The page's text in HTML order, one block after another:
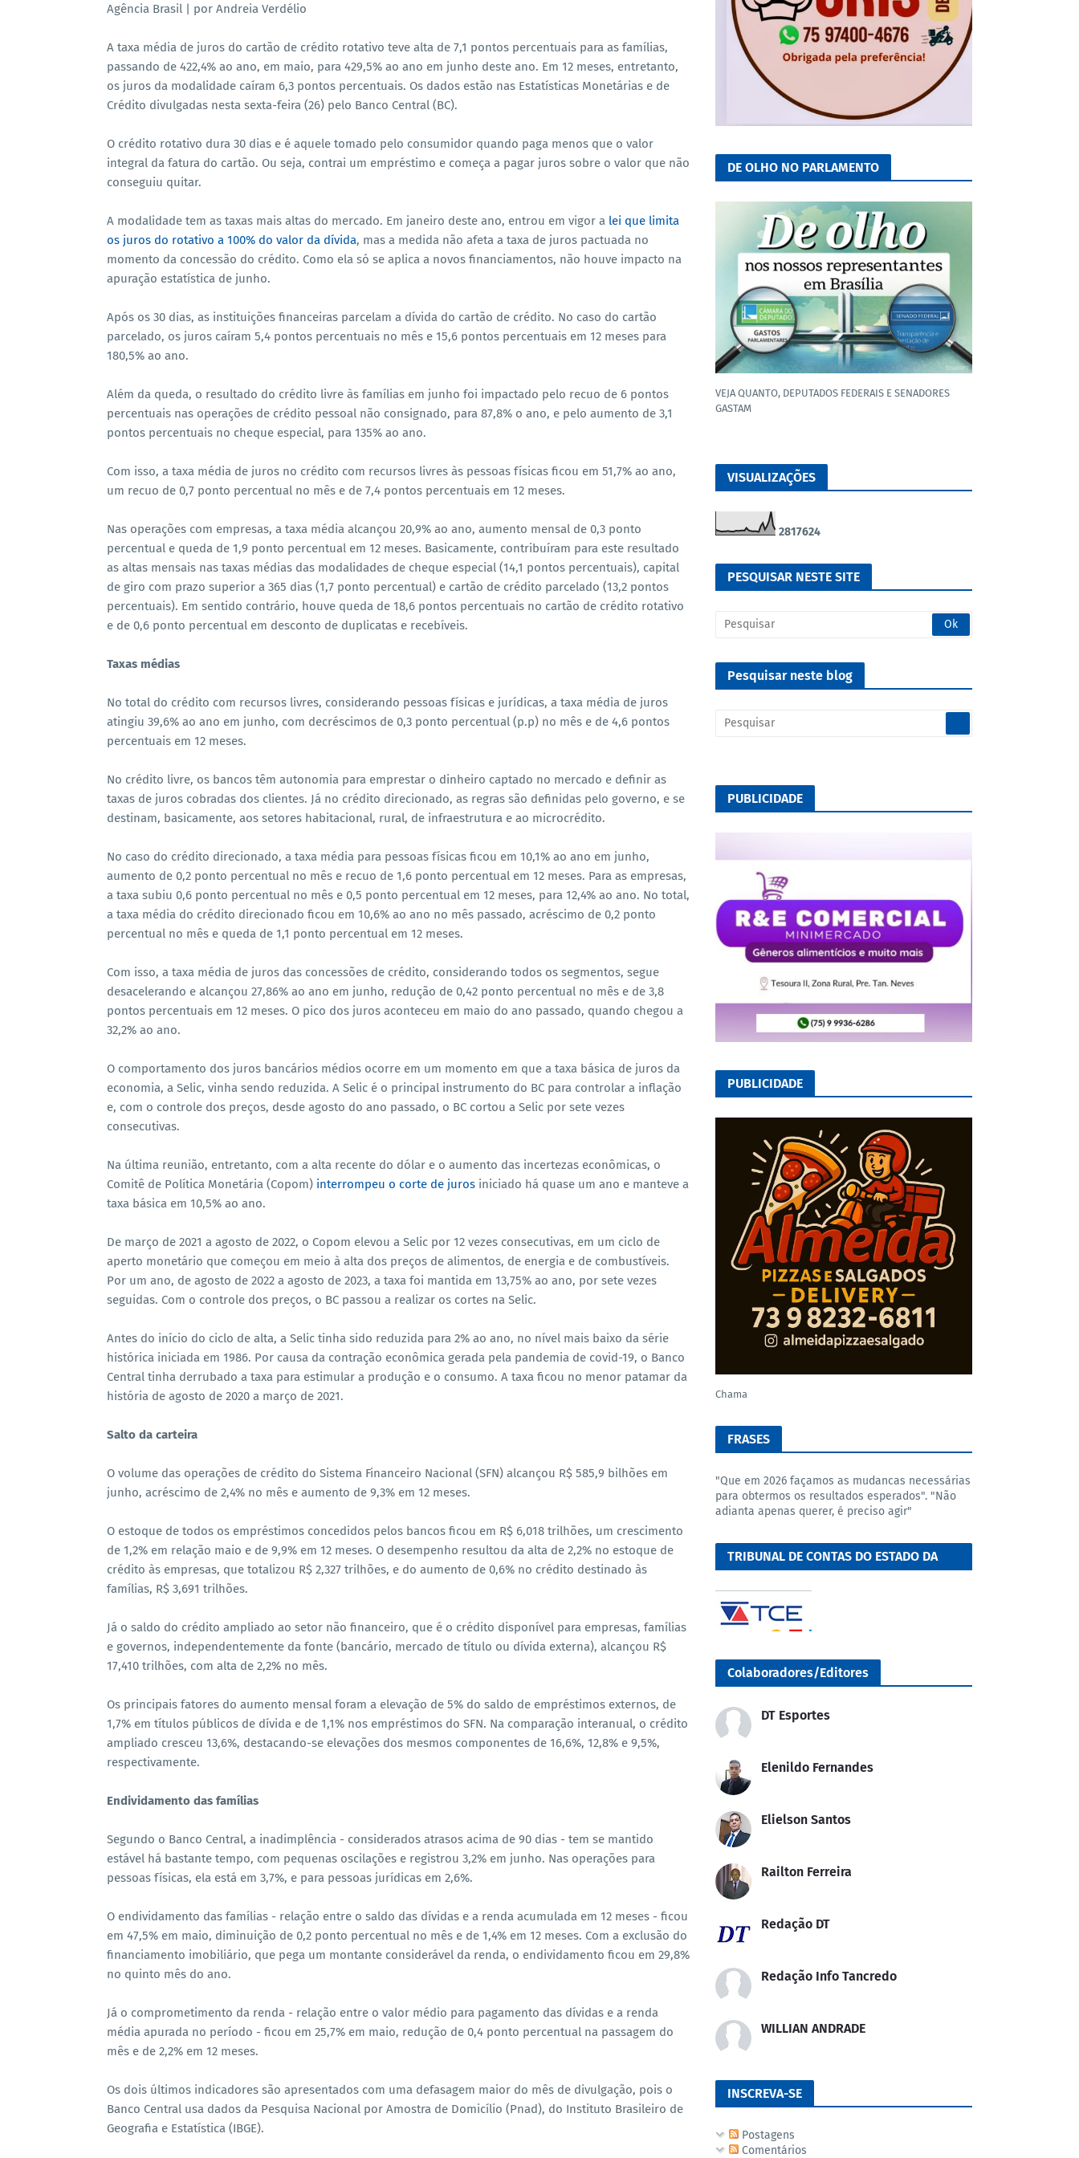
Agência Brasil | por Andreia Verdélio
A taxa média de juros do cartão de crédito rotativo teve alta de 7,1 pontos percentuais para as famílias,
passando de 422,4% ao ano, em maio, para 429,5% ao ano em junho deste ano. Em 12 meses, entretanto,
os juros da modalidade caíram 6,3 pontos percentuais. Os dados estão nas Estatísticas Monetárias e de
Crédito divulgadas nesta sexta-feira (26) pelo Banco Central (BC).
O crédito rotativo dura 30 dias e é aquele tomado pelo consumidor quando paga menos que o valor
integral da fatura do cartão. Ou seja, contrai um empréstimo e começa a pagar juros sobre o valor que não
conseguiu quitar.
A modalidade tem as taxas mais altas do mercado. Em janeiro deste ano, entrou em vigor a lei que limita
os juros do rotativo a 100% do valor da dívida, mas a medida não afeta a taxa de juros pactuada no
momento da concessão do crédito. Como ela só se aplica a novos financiamentos, não houve impacto na
apuração estatística de junho.
Após os 30 dias, as instituições financeiras parcelam a dívida do cartão de crédito. No caso do cartão
parcelado, os juros caíram 5,4 pontos percentuais no mês e 15,6 pontos percentuais em 12 meses para
180,5% ao ano.
Além da queda, o resultado do crédito livre às famílias em junho foi impactado pelo recuo de 6 pontos
percentuais nas operações de crédito pessoal não consignado, para 87,8% o ano, e pelo aumento de 3,1
pontos percentuais no cheque especial, para 135% ao ano.
Com isso, a taxa média de juros no crédito com recursos livres às pessoas físicas ficou em 51,7% ao ano,
um recuo de 0,7 ponto percentual no mês e de 7,4 pontos percentuais em 12 meses.
Nas operações com empresas, a taxa média alcançou 20,9% ao ano, aumento mensal de 0,3 ponto
percentual e queda de 1,9 ponto percentual em 12 meses. Basicamente, contribuíram para este resultado
as altas mensais nas taxas médias das modalidades de cheque especial (14,1 pontos percentuais), capital
de giro com prazo superior a 365 dias (1,7 ponto percentual) e cartão de crédito parcelado (13,2 pontos
percentuais). Em sentido contrário, houve queda de 18,6 pontos percentuais no cartão de crédito rotativo
e de 0,6 ponto percentual em desconto de duplicatas e recebíveis.
Taxas médias
No total do crédito com recursos livres, considerando pessoas físicas e jurídicas, a taxa média de juros
atingiu 39,6% ao ano em junho, com decréscimos de 0,3 ponto percentual (p.p) no mês e de 4,6 pontos
percentuais em 12 meses.
No crédito livre, os bancos têm autonomia para emprestar o dinheiro captado no mercado e definir as
taxas de juros cobradas dos clientes. Já no crédito direcionado, as regras são definidas pelo governo, e se
destinam, basicamente, aos setores habitacional, rural, de infraestrutura e ao microcrédito.
No caso do crédito direcionado, a taxa média para pessoas físicas ficou em 10,1% ao ano em junho,
aumento de 0,2 ponto percentual no mês e recuo de 1,6 ponto percentual em 12 meses. Para as empresas,
a taxa subiu 0,6 ponto percentual no mês e 0,5 ponto percentual em 12 meses, para 12,4% ao ano. No total,
a taxa média do crédito direcionado ficou em 10,6% ao ano no mês passado, acréscimo de 0,2 ponto
percentual no mês e queda de 1,1 ponto percentual em 12 meses.
Com isso, a taxa média de juros das concessões de crédito, considerando todos os segmentos, segue
desacelerando e alcançou 27,86% ao ano em junho, redução de 0,42 ponto percentual no mês e de 3,8
pontos percentuais em 12 meses. O pico dos juros aconteceu em maio do ano passado, quando chegou a
32,2% ao ano.
O comportamento dos juros bancários médios ocorre em um momento em que a taxa básica de juros da
economia, a Selic, vinha sendo reduzida. A Selic é o principal instrumento do BC para controlar a inflação
e, com o controle dos preços, desde agosto do ano passado, o BC cortou a Selic por sete vezes
consecutivas.
Na última reunião, entretanto, com a alta recente do dólar e o aumento das incertezas econômicas, o
Comitê de Política Monetária (Copom) interrompeu o corte de juros iniciado há quase um ano e manteve a
taxa básica em 10,5% ao ano.
De março de 2021 a agosto de 2022, o Copom elevou a Selic por 12 vezes consecutivas, em um ciclo de
aperto monetário que começou em meio à alta dos preços de alimentos, de energia e de combustíveis.
Por um ano, de agosto de 2022 a agosto de 2023, a taxa foi mantida em 13,75% ao ano, por sete vezes
seguidas. Com o controle dos preços, o BC passou a realizar os cortes na Selic.
Antes do início do ciclo de alta, a Selic tinha sido reduzida para 2% ao ano, no nível mais baixo da série
histórica iniciada em 1986. Por causa da contração econômica gerada pela pandemia de covid-19, o Banco
Central tinha derrubado a taxa para estimular a produção e o consumo. A taxa ficou no menor patamar da
história de agosto de 2020 a março de 2021.
Salto da carteira
O volume das operações de crédito do Sistema Financeiro Nacional (SFN) alcançou R$ 585,9 bilhões em
junho, acréscimo de 2,4% no mês e aumento de 9,3% em 12 meses.
O estoque de todos os empréstimos concedidos pelos bancos ficou em R$ 6,018 trilhões, um crescimento
de 1,2% em relação maio e de 9,9% em 12 meses. O desempenho resultou da alta de 2,2% no estoque de
crédito às empresas, que totalizou R$ 2,327 trilhões, e do aumento de 0,6% no crédito destinado às
famílias, R$ 3,691 trilhões.
Já o saldo do crédito ampliado ao setor não financeiro, que é o crédito disponível para empresas, famílias
e governos, independentemente da fonte (bancário, mercado de título ou dívida externa), alcançou R$
17,410 trilhões, com alta de 2,2% no mês.
Os principais fatores do aumento mensal foram a elevação de 5% do saldo de empréstimos externos, de
1,7% em títulos públicos de dívida e de 1,1% nos empréstimos do SFN. Na comparação interanual, o crédito
ampliado cresceu 13,6%, destacando-se elevações dos mesmos componentes de 16,6%, 12,8% e 9,5%,
respectivamente.
Endividamento das famílias
Segundo o Banco Central, a inadimplência - considerados atrasos acima de 90 dias - tem se mantido
estável há bastante tempo, com pequenas oscilações e registrou 3,2% em junho. Nas operações para
pessoas físicas, ela está em 3,7%, e para pessoas jurídicas em 2,6%.
O endividamento das famílias - relação entre o saldo das dívidas e a renda acumulada em 12 meses - ficou
em 47,5% em maio, diminuição de 0,2 ponto percentual no mês e de 1,4% em 12 meses. Com a exclusão do
financiamento imobiliário, que pega um montante considerável da renda, o endividamento ficou em 29,8%
no quinto mês do ano.
Já o comprometimento da renda - relação entre o valor médio para pagamento das dívidas e a renda
média apurada no período - ficou em 25,7% em maio, redução de 0,4 ponto percentual na passagem do
mês e de 2,2% em 12 meses.
Os dois últimos indicadores são apresentados com uma defasagem maior do mês de divulgação, pois o
Banco Central usa dados da Pesquisa Nacional por Amostra de Domicílio (Pnad), do Instituto Brasileiro de
Geografia e Estatística (IBGE).
DE OLHO NO PARLAMENTO
VEJA QUANTO, DEPUTADOS FEDERAIS E SENADORES
GASTAM
VISUALIZAÇÕES
2817624
PESQUISAR NESTE SITE
Pesquisar neste blog
PUBLICIDADE
PUBLICIDADE
Chama
FRASES
"Que em 2026 façamos as mudancas necessárias
para obtermos os resultados esperados". "Não
adianta apenas querer, é preciso agir"
TRIBUNAL DE CONTAS DO ESTADO DA
Colaboradores/Editores
DT Esportes
Elenildo Fernandes
Elielson Santos
Railton Ferreira
Redação DT
Redação Info Tancredo
WILLIAN ANDRADE
INSCREVA-SE
Postagens
Comentários